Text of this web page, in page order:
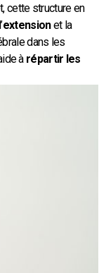
cette structure en
extensionet la
dans les
à répartir les